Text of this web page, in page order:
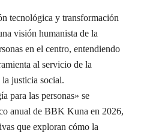
tecnológica y transformación
visión humanista de la
en el centro, entendiendo
al servicio de la
justicia social.
para las personas» se
anual de BBK Kuna en 2026,
que exploran cómo la